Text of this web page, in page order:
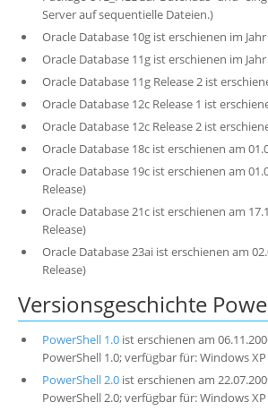
Server auf sequentielle Dateien.)
Oracle Database 10g ist erschienen im
Oracle Database 11g ist erschienen im
Oracle Database 11g Release 2 ist
Oracle Database 12c Release 1 ist
Oracle Database 12c Release 2 ist
Oracle Database 18c ist erschienen am
Oracle Database 19c ist erschienen am
Release)
Oracle Database 21c ist erschienen am
Release)
Oracle Database 23ai ist erschienen am
Release)
Versionsgeschichte
PowerShell 1.0ist erschienen am
PowerShell 1.0; verfügbar für: Windows
PowerShell 2.0ist erschienen am
PowerShell 2.0; verfügbar für: Windows